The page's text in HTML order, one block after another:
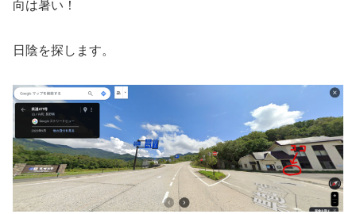
向は暑い！
日陰を探します。